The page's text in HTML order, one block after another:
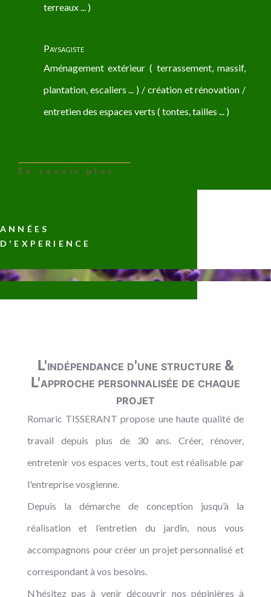
terreaux ... )
Paysagiste
Aménagement extérieur ( terrassement, massif,
plantation, escaliers ... ) / création et rénovation /
entretien des espaces verts ( tontes, tailles ... )
En savoir plus
ANNÉES
D'EXPERIENCE
L'indépendance d'une structure &
L'approche personnalisée de chaque
projet
Romaric TISSERANT propose une haute qualité de
travail depuis plus de 30 ans. Créer, rénover,
entretenir vos espaces verts, tout est réalisable par
l'entreprise vosgienne.
Depuis la démarche de conception jusqu’à la
réalisation et l’entretien du jardin, nous vous
accompagnons pour créer un projet personnalisé et
correspondant à vos besoins.
N’hésitez pas à venir découvrir nos pépinières à